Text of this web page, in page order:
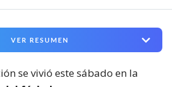
VER RESUMEN
se vivió este sábado en la